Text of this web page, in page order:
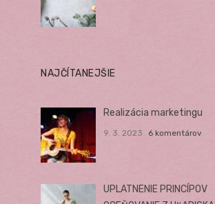
NAJČÍTANEJŠIE
Realizácia marketingu
9. 3. 2023 6 komentárov
UPLATNENIE PRINCÍPOV